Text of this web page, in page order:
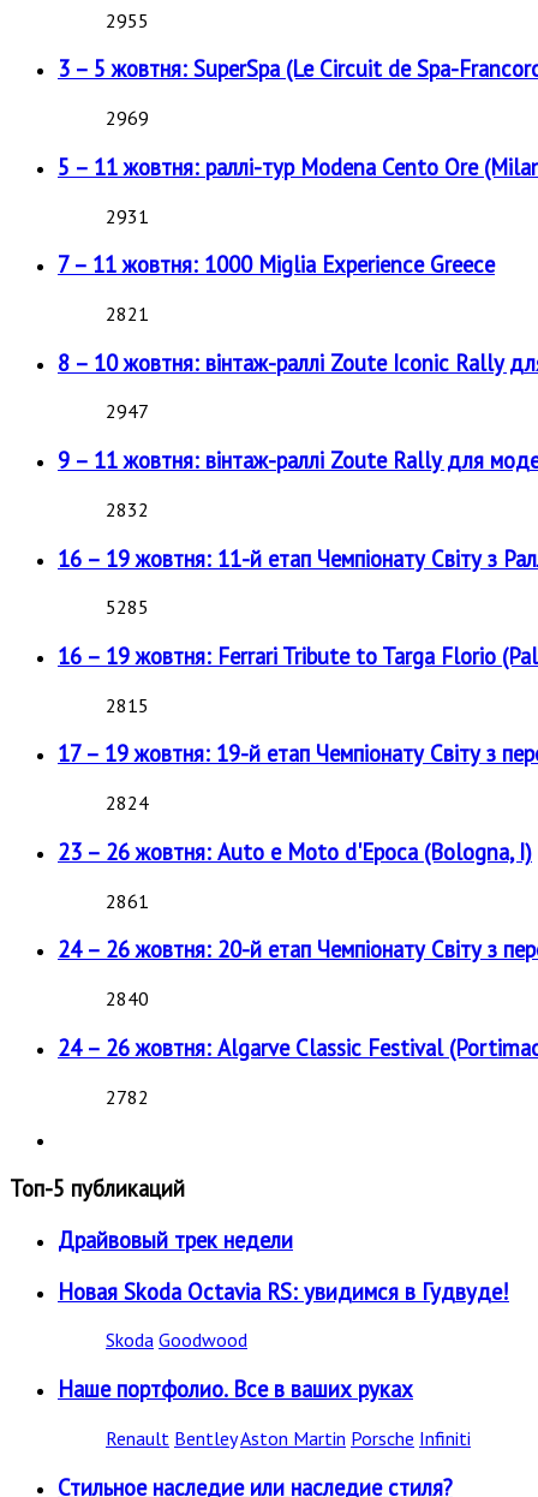
2955
3 – 5 жовтня: SuperSpa (Le Circuit de Spa-
2969
5 – 11 жовтня: раллі-тур Modena Cento Ore
2931
7 – 11 жовтня: 1000 Miglia Experience Greece
2821
8 – 10 жовтня: вінтаж-раллі Zoute Iconic Rally
2947
9 – 11 жовтня: вінтаж-раллі Zoute Rally для
2832
16 – 19 жовтня: 11-й етап Чемпіонату Світу з
5285
16 – 19 жовтня: Ferrari Tribute to Targa Florio
2815
17 – 19 жовтня: 19-й етап Чемпіонату Світу з
2824
23 – 26 жовтня: Auto e Moto d'Epoca (Bologna, I)
2861
24 – 26 жовтня: 20-й етап Чемпіонату Світу з
2840
24 – 26 жовтня: Algarve Classic Festival
2782
Топ-5 публикаций
Драйвовый трек недели
Новая Skoda Octavia RS: увидимся в Гудвуде!
Skoda Goodwood
Наше портфолио. Все в ваших руках
Renault BentleyAston Martin Porsche Infiniti
Стильное наследие или наследие стиля?